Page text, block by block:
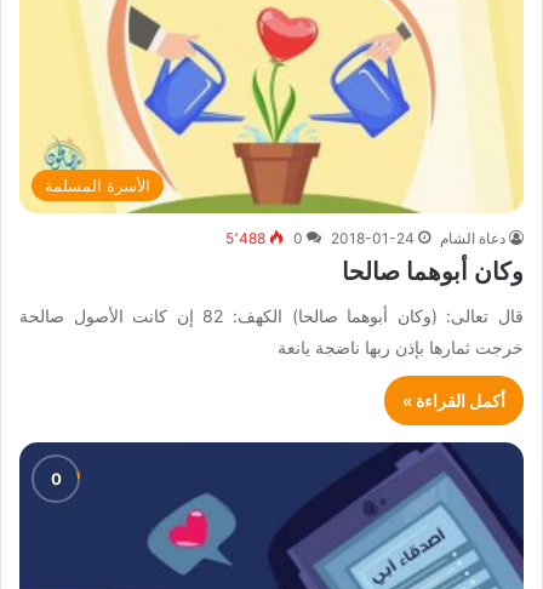
الأسرة المسلمة
دعاة الشام 2018-01-24
0 5٬488
وكان أبوهما صالحا
قال تعالى: (وكان أبوهما صالحا) الكهف: 82 إن كانت الأصول صالحة
خرجت ثمارها بإذن ربها ناضجة يانعة
أكمل القراءة »